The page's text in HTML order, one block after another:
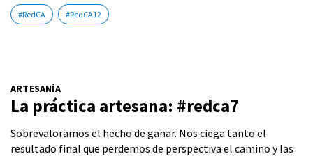
#RedCA #RedCA12
ARTESANÍA
La práctica artesana: #redca7
Sobrevaloramos el hecho de ganar. Nos ciega tanto el
resultado final que perdemos de perspectiva el camino y las